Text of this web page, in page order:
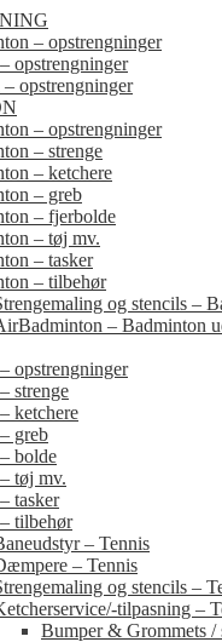
– opstrengninger
opstrengninger
– opstrengninger
– opstrengninger
– strenge
– ketchere
– greb
– fjerbolde
– tøj mv.
– tasker
– tilbehør
og stencils –
– Badminton
opstrengninger
strenge
ketchere
greb
bolde
tøj mv.
tasker
tilbehør
– Tennis
– Tennis
og stencils –
tilpasning –
Bumper & Grommets /